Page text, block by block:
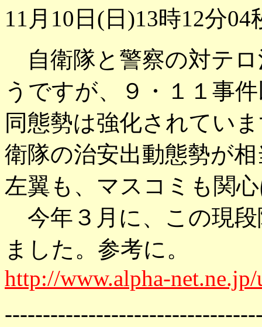
11月10日(日)13時12分04
自衛隊と警察の対テ
うですが、９・１１事
同態勢は強化されてい
衛隊の治安出動態勢が
左翼も、マスコミも関
今年３月に、この現
ました。参考に。
http://www.alpha-